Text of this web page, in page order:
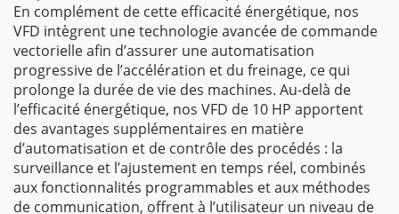
En complément de cette efficacité énergétique, nos
VFD intègrent une technologie avancée de commande
vectorielle afin d’assurer une automatisation
progressive de l’accélération et du freinage, ce qui
prolonge la durée de vie des machines. Au-delà de
l’efficacité énergétique, nos VFD de 10 HP apportent
des avantages supplémentaires en matière
d’automatisation et de contrôle des procédés : la
surveillance et l’ajustement en temps réel, combinés
aux fonctionnalités programmables et aux méthodes
de communication, offrent à l’utilisateur un niveau de